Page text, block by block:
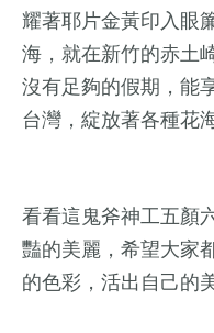
耀著耶片金黃印入眼
海，就在新竹的赤土
沒有足夠的假期，能
台灣，綻放著各種花
看看這鬼斧神工五顏
豔的美麗，希望大家
的色彩，活出自己的